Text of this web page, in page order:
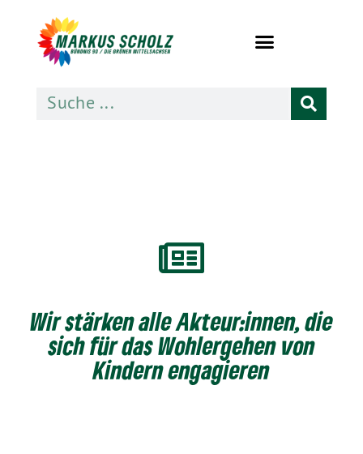
Wir stärken alle Akteur:innen, die
sich für das Wohlergehen von
Kindern engagieren